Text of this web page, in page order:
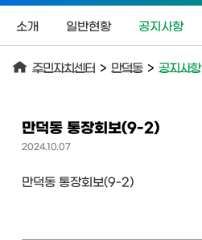
소개 일반현황 공지사항
주민자치센터 > 만덕동 > 공지사항
만덕동 통장회보(9-2)
2024.10.07
만덕동 통장회보(9-2)